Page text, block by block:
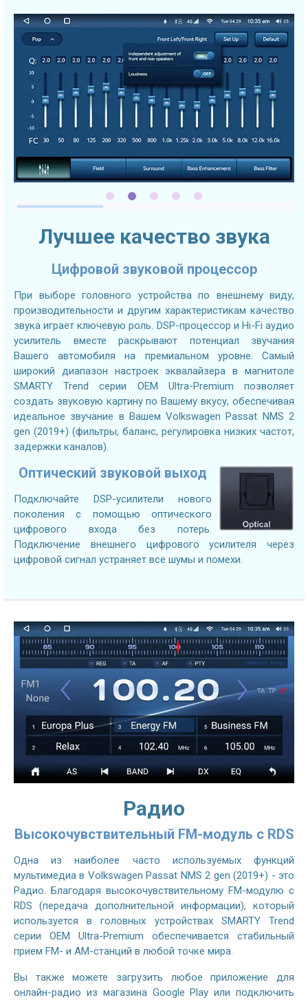
Лучшее качество звука
Цифровой звуковой процессор
При выборе головного устройства по внешнему виду,
производительности и другим характеристикам качество
звука играет ключевую роль. DSP-процессор и Hi-Fi аудио
усилитель вместе раскрывают потенциал звучания
Вашего автомобиля на премиальном уровне. Самый
широкий диапазон настроек эквалайзера в магнитоле
SMARTY Trend серии OEM Ultra-Premium позволяет
создать звуковую картину по Вашему вкусу, обеспечивая
идеальное звучание в Вашем Volkswagen Passat NMS 2
gen (2019+) (фильтры, баланс, регулировка низких частот,
задержки каналов).
Оптический звуковой выход
Подключайте DSP-усилители нового
поколения с помощью оптического
цифрового входа без потерь.
Подключение внешнего цифрового усилителя через
цифровой сигнал устраняет все шумы и помехи.
Радио
Высокочувствительный FM-модуль с RDS
Одна из наиболее часто используемых функций
мультимедиа в Volkswagen Passat NMS 2 gen (2019+) - это
Радио. Благодаря высокочувствительному FM-модулю с
RDS (передача дополнительной информации), который
используется в головных устройствах SMARTY Trend
серии OEM Ultra-Premium обеспечивается стабильный
прием FM- и AM-станций в любой точке мира.
Вы также можете загрузить любое приложение для
онлайн-радио из магазина Google Play или подключить